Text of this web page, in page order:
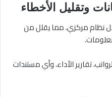
وتقليل الأخطاء
نظام مركزي، مما يقلل من
تقارير الأداء، وأي مستندات